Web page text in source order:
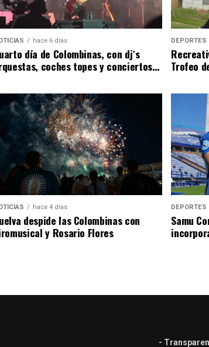
hace 6 días
día de Colombinas, con dj´s
coches topes y conciertos…
DEPORTES
Trofeo
hace 4 días
despide las Colombinas con
y Rosario Flores
DEPORTES
Samu
-